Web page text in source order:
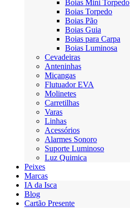
Boias Mini Torpedo
Boias Torpedo
Boias Pão
Boias Guia
Boias para Carpa
Boias Luminosa
Cevadeiras
Anteninhas
Miçangas
Flutuador EVA
Molinetes
Carretilhas
Varas
Linhas
Acessórios
Alarmes Sonoro
Suporte Luminoso
Luz Quimica
Peixes
Marcas
IA da Isca
Blog
Cartão Presente